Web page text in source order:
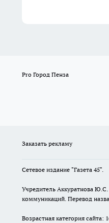
Pro Город Пенза
Заказать рекламу
Сетевое издание "Газета 45".
Учредитель Аккуратнова
коммуникаций. Перевод
Возрастная категория сайта: